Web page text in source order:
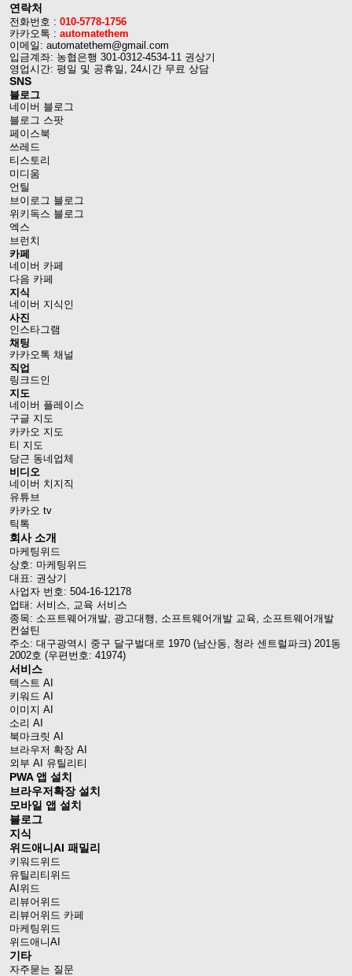
연락처
전화번호 : 010-5778-1756
카카오톡 : automatethem
이메일: automatethem@gmail.com
입금계좌: 농협은행 301-0312-4534-11 권상기
영업시간: 평일 및 공휴일, 24시간 무료 상담
SNS
블로그
네이버 블로그
블로그 스팟
페이스북
쓰레드
티스토리
미디움
언틸
브이로그 블로그
위키독스 블로그
엑스
브런치
카페
네이버 카페
다음 카페
지식
네이버 지식인
사진
인스타그램
채팅
카카오톡 채널
직업
링크드인
지도
네이버 플레이스
구글 지도
카카오 지도
티 지도
당근 동네업체
비디오
네이버 치지직
유튜브
카카오 tv
틱톡
회사 소개
마케팅위드
상호: 마케팅위드
대표: 권상기
사업자 번호: 504-16-12178
업태: 서비스, 교육 서비스
종목: 소프트웨어개발, 광고대행, 소프트웨어개발 교육, 소프트웨어개발
컨설틴
주소: 대구광역시 중구 달구벌대로 1970 (남산동, 청라 센트럴파크) 201동
2002호 (우편번호: 41974)
서비스
텍스트 AI
키워드 AI
이미지 AI
소리 AI
북마크릿 AI
브라우저 확장 AI
외부 AI 유틸리티
PWA 앱 설치
브라우저확장 설치
모바일 앱 설치
블로그
지식
위드애니AI 패밀리
키워드위드
유틸리티위드
AI위드
리뷰어위드
리뷰어위드 카페
마케팅위드
위드애니AI
기타
자주묻는 질문